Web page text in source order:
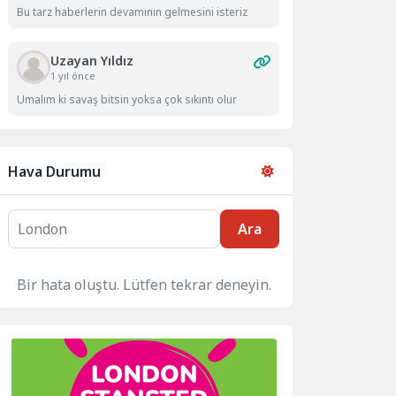
Bu tarz haberlerin devamının gelmesini isteriz
Uzayan Yıldız
1 yıl önce
Umalım ki savaş bitsin yoksa çok sıkıntı olur
Hava Durumu
Ara
Bir hata oluştu. Lütfen tekrar deneyin.